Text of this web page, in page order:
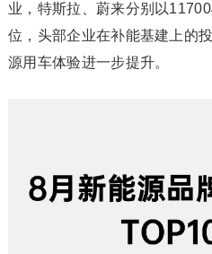
业，特斯拉、蔚来分别以
位，头部企业在补能基建上的
源用车体验进一步提升。